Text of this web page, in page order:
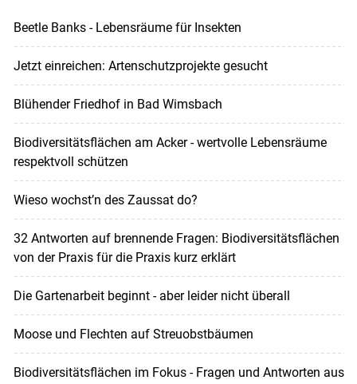
Beetle Banks - Lebensräume für Insekten
Jetzt einreichen: Artenschutzprojekte gesucht
Blühender Friedhof in Bad Wimsbach
Biodiversitätsflächen am Acker - wertvolle Lebensräume
respektvoll schützen
Wieso wochst’n des Zaussat do?
32 Antworten auf brennende Fragen: Biodiversitätsflächen
von der Praxis für die Praxis kurz erklärt
Die Gartenarbeit beginnt - aber leider nicht überall
Moose und Flechten auf Streuobstbäumen
Biodiversitätsflächen im Fokus - Fragen und Antworten aus